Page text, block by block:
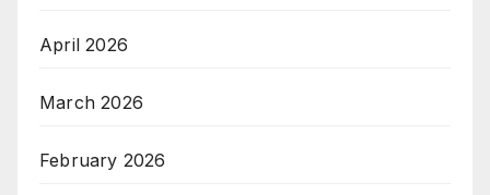
April 2026
March 2026
February 2026